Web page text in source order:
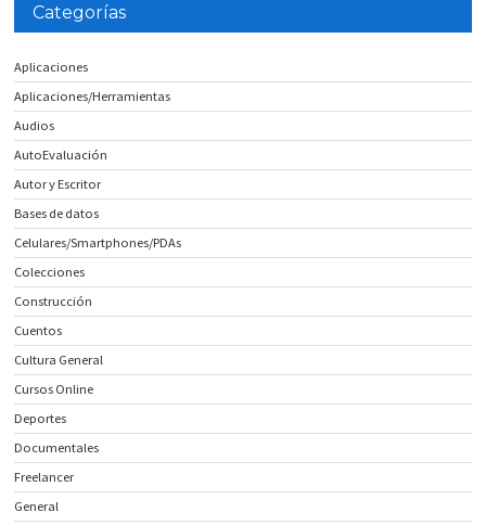
Categorías
Aplicaciones
Aplicaciones/Herramientas
Audios
AutoEvaluación
Autor y Escritor
Bases de datos
Celulares/Smartphones/PDAs
Colecciones
Construcción
Cuentos
Cultura General
Cursos Online
Deportes
Documentales
Freelancer
General